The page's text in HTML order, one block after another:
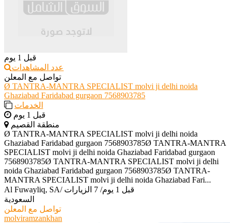
قبل 1 يوم
عدد المشاهدات
تواصل مع المعلن
Ø TANTRA-MANTRA SPECIALIST molvi ji delhi noida
Ghaziabad Faridabad gurgaon 7568903785
الخدمات
قبل 1 يوم
منطقة القصيم
Ø TANTRA-MANTRA SPECIALIST molvi ji delhi noida
Ghaziabad Faridabad gurgaon 7568903785Ø TANTRA-MANTRA
SPECIALIST molvi ji delhi noida Ghaziabad Faridabad gurgaon
7568903785Ø TANTRA-MANTRA SPECIALIST molvi ji delhi
noida Ghaziabad Faridabad gurgaon 7568903785Ø TANTRA-
MANTRA SPECIALIST molvi ji delhi noida Ghaziabad Fari...
Al Fuwayliq, SA/ قبل 1 يوم / 7 الزيارات
السعودية
تواصل مع المعلن
molviramzankhan